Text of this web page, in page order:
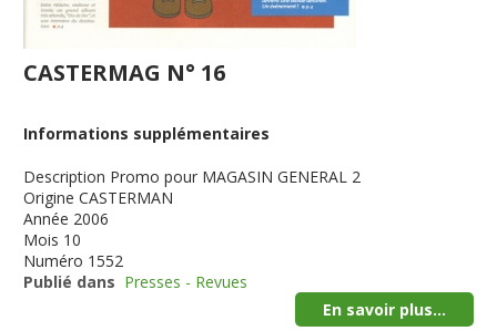
CASTERMAG N° 16
Informations supplémentaires
Description Promo pour MAGASIN GENERAL 2
Origine CASTERMAN
Année 2006
Mois 10
Numéro 1552
Publié dans Presses - Revues
En savoir plus...